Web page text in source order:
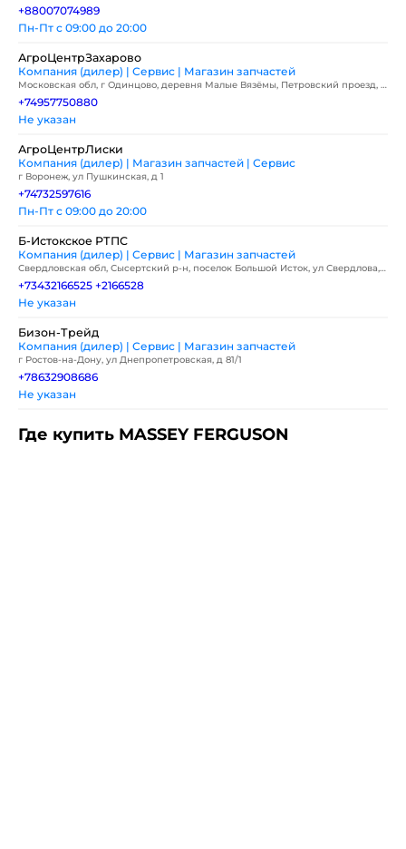
+88007074989
Пн-Пт с 09:00 до 20:00
АгроЦентрЗахарово
Компания (дилер) | Сервис | Магазин запчастей
Московская обл, г Одинцово, деревня Малые Вязёмы, Петровский проезд, д
2
+74957750880
Не указан
АгроЦентрЛиски
Компания (дилер) | Магазин запчастей | Сервис
г Воронеж, ул Пушкинская, д 1
+74732597616
Пн-Пт с 09:00 до 20:00
Б-Истокское РТПС
Компания (дилер) | Сервис | Магазин запчастей
Свердловская обл, Сысертский р-н, поселок Большой Исток, ул Свердлова,
зд 42
+73432166525 +2166528
Не указан
Бизон-Трейд
Компания (дилер) | Сервис | Магазин запчастей
г Ростов-на-Дону, ул Днепропетровская, д 81/1
+78632908686
Не указан
Где купить MASSEY FERGUSON